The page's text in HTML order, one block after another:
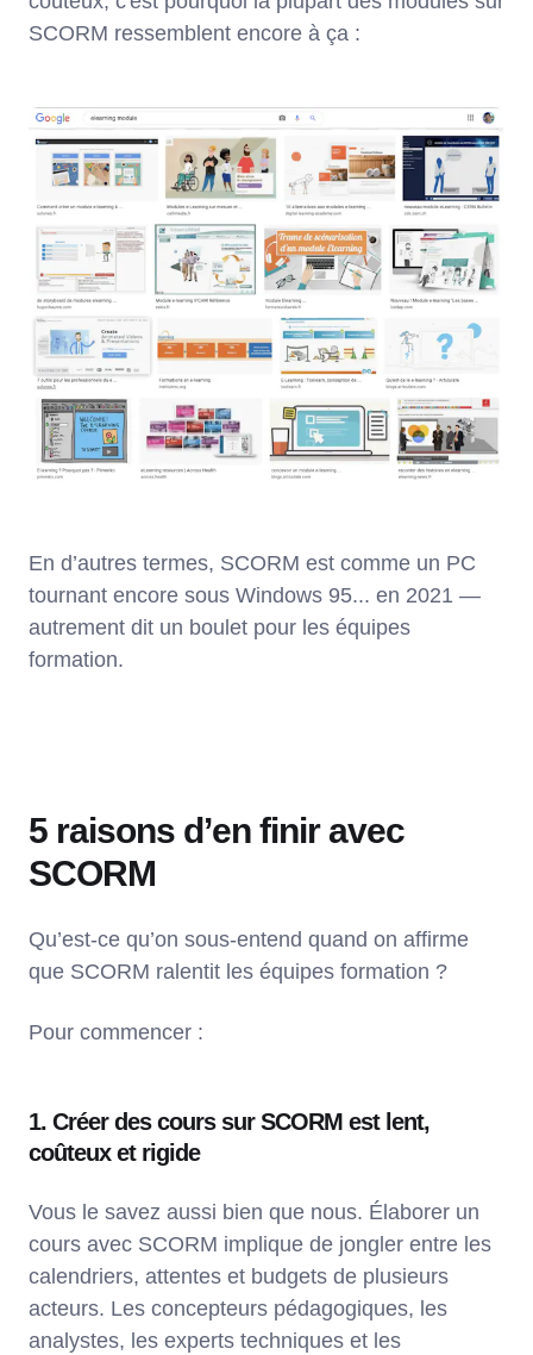
SCORM ressemblent encore à ça :
En d’autres termes, SCORM est comme un PC
tournant encore sous Windows 95... en 2021 —
autrement dit un boulet pour les équipes
formation.
5 raisons d’en finir avec
SCORM
Qu’est-ce qu’on sous-entend quand on affirme
que SCORM ralentit les équipes formation ?
Pour commencer :
1. Créer des cours sur SCORM est lent,
coûteux et rigide
Vous le savez aussi bien que nous. Élaborer un
cours avec SCORM implique de jongler entre les
calendriers, attentes et budgets de plusieurs
acteurs. Les concepteurs pédagogiques, les
analystes, les experts techniques et les